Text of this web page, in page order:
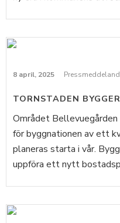
8 april, 2025
TORNSTADEN
Området
för byggnationen av ett
planeras starta i vår.
uppföra ett nytt